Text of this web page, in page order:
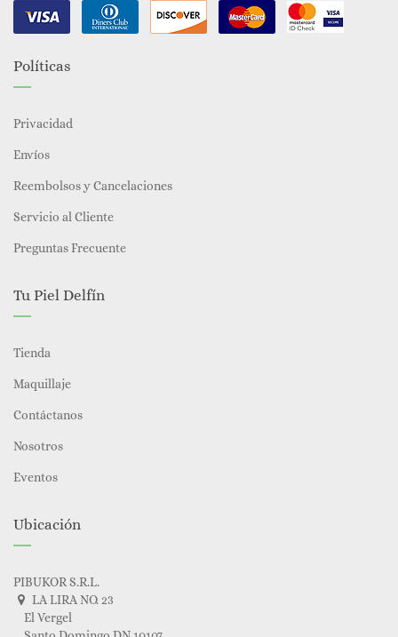
Políticas
Privacidad
Envíos
Reembolsos y Cancelaciones
Servicio al Cliente
Preguntas Frecuente
Tu Piel Delfín
Tienda
Maquillaje
Contáctanos
Nosotros
Eventos
Ubicación
PIBUKOR S.R.L.
LA LIRA NO. 23
El Vergel